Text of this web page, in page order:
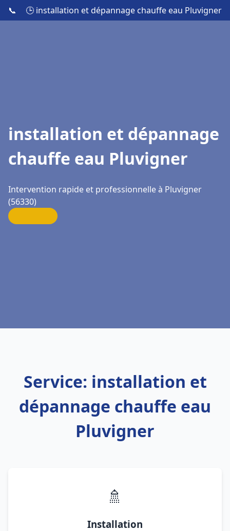
📞 🕒 installation et dépannage chauffe eau Pluvigner
installation et dépannage
chauffe eau Pluvigner
Intervention rapide et professionnelle à Pluvigner
(56330)
Service: installation et
dépannage chauffe eau
Pluvigner
🚿
Installation